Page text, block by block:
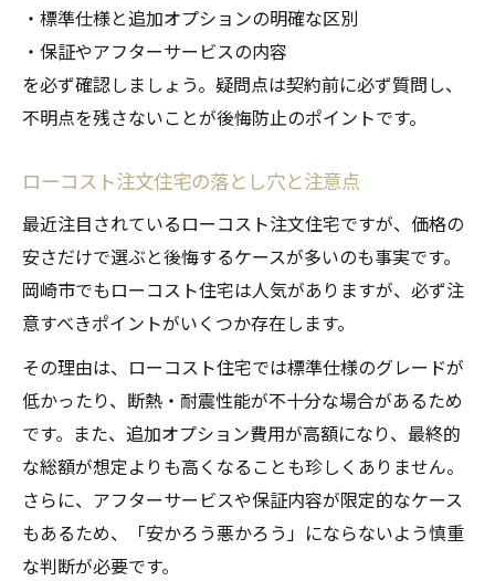
・標準仕様と追加オプションの明確な区別
・保証やアフターサービスの内容
を必ず確認しましょう。疑問点は契約前に必ず質問し、
不明点を残さないことが後悔防止のポイントです。
ローコスト注文住宅の落とし穴と注意点
最近注目されているローコスト注文住宅ですが、価格の
安さだけで選ぶと後悔するケースが多いのも事実です。
岡崎市でもローコスト住宅は人気がありますが、必ず注
意すべきポイントがいくつか存在します。
その理由は、ローコスト住宅では標準仕様のグレードが
低かったり、断熱・耐震性能が不十分な場合があるため
です。また、追加オプション費用が高額になり、最終的
な総額が想定よりも高くなることも珍しくありません。
さらに、アフターサービスや保証内容が限定的なケース
もあるため、「安かろう悪かろう」にならないよう慎重
な判断が必要です。